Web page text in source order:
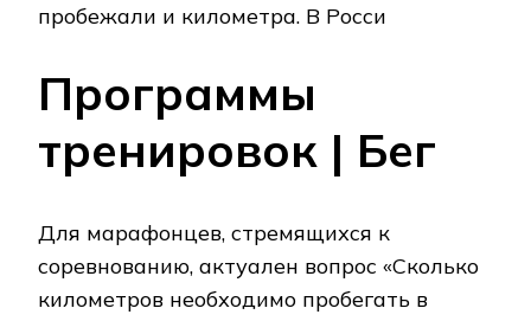
пробежали и километра. В Росси
Программы
тренировок | Бег
Для марафонцев, стремящихся к
соревнованию, актуален вопрос «Сколько
километров необходимо пробегать в